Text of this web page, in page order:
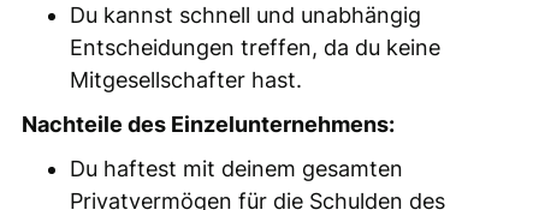
Du kannst schnell und unabhängig
Entscheidungen treffen, da du keine
Mitgesellschafter hast.
Nachteile des Einzelunternehmens:
Du haftest mit deinem gesamten
Privatvermögen für die Schulden des